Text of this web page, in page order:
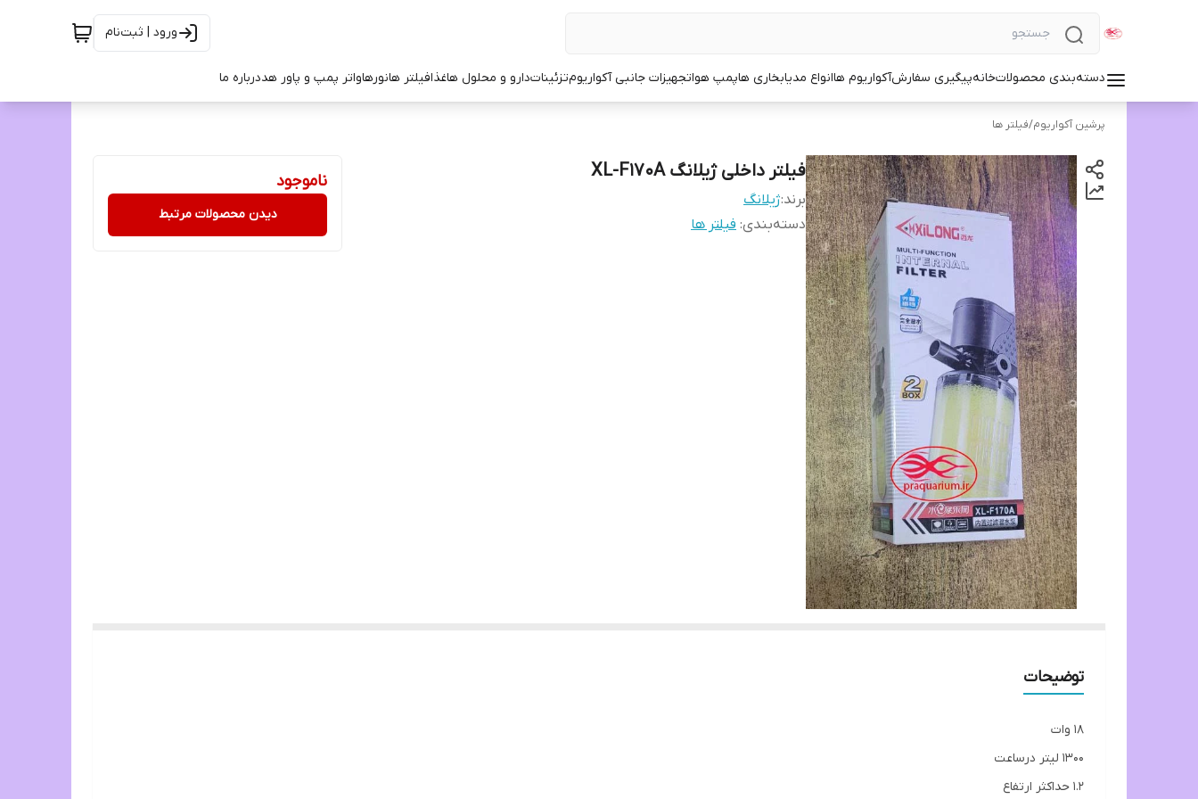
ورود | ثبت‌نام
دسته‌بندی محصولاتخانهپیگیری سفارشآکواریوم هاانواع مدیابخاری هاپمپ هواتجهیزات جانبی آکواریومتزئیناتدارو و محلول هاغذافیلتر هانورهاواتر پمپ و پاور هددرباره ما
پرشین آکواریوم/فیلتر ها
فیلتر داخلی ژیلانگ XL-F170A
برند:ژیلانگ
دسته‌بندی: فیلتر ها
ناموجود
دیدن محصولات مرتبط
توضیحات
18 وات
1300 لیتر درساعت
1.2 حداکثر ارتفاع